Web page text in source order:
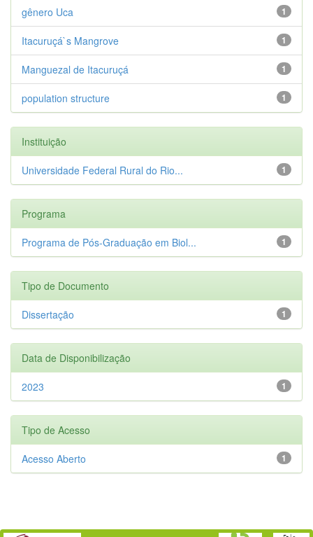
1
gênero Uca
1
Itacuruçá`s Mangrove
1
Manguezal de Itacuruçá
1
population structure
Instituição
1
Universidade Federal Rural do Rio...
Programa
1
Programa de Pós-Graduação em Biol...
Tipo de Documento
1
Dissertação
Data de Disponibilização
1
2023
Tipo de Acesso
1
Acesso Aberto